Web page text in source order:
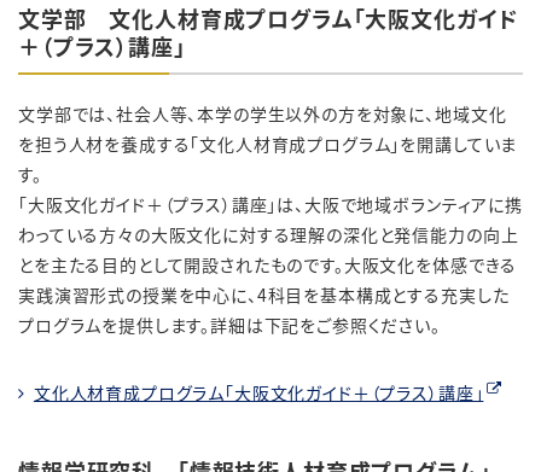
文学部 文化人材育成プログラム「大阪文化ガイド
＋（プラス）講座」
文学部では、社会人等、本学の学生以外の方を対象に、地域文化
を担う人材を養成する「文化人材育成プログラム」を開講していま
す。
「大阪文化ガイド＋（プラス）講座」は、大阪で地域ボランティアに携
わっている方々の大阪文化に対する理解の深化と発信能力の向上
とを主たる目的として開設されたものです。大阪文化を体感できる
実践演習形式の授業を中心に、4科目を基本構成とする充実した
プログラムを提供します。詳細は下記をご参照ください。
文化人材育成プログラム「大阪文化ガイド＋（プラス）講座」